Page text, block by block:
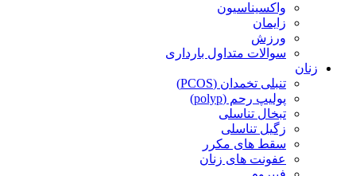
واکسیناسیون
زایمان
ورزش
سوالات متداول بارداری
زنان
تنبلی تخمدان (PCOS)
پولیپ رحم (polyp)
تبخال تناسلی
زگیل تناسلی
سقط های مکرر
عفونت های زنان